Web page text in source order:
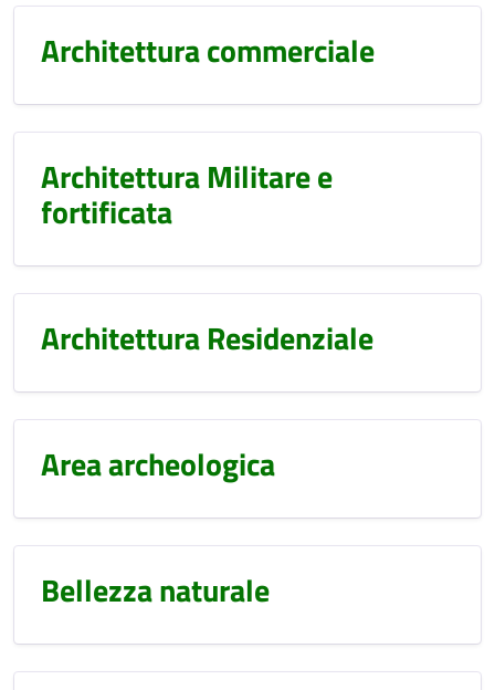
Architettura commerciale
Architettura Militare e
fortificata
Architettura Residenziale
Area archeologica
Bellezza naturale